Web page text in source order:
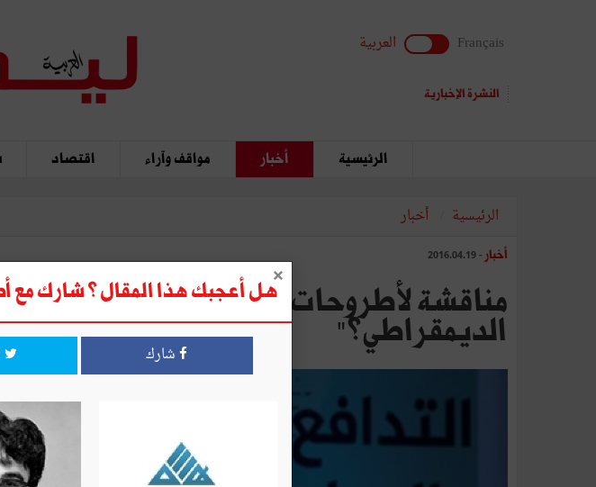
Français العربية
النشرة الإخبارية
الرئيسية أخبار مواقف وآراء اقتصاد
الرئيسية أخبار
أخبار - 2016.04.19
‬الديمقراطي؟"
هل أعجبك هذا المقال ؟ شارك مع
شارك